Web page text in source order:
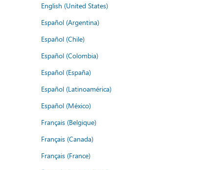
English (United States)
Español (Argentina)
Español (Chile)
Español (Colombia)
Español (España)
Español (Latinoamérica)
Español (México)
Français (Belgique)
Français (Canada)
Français (France)